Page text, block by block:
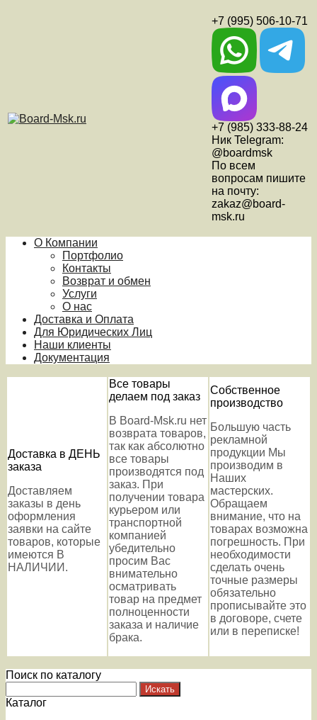
+7 (995) 506-10-71
+7 (985) 333-88-24
Ник Telegram:
@boardmsk
По всем
вопросам пишите
на почту:
zakaz@board-
msk.ru
О Компании
Портфолио
Контакты
Возврат и обмен
Услуги
О нас
Доставка и Оплата
Для Юридических Лиц
Наши клиенты
Документация
Доставка в ДЕНЬ
заказа
Доставляем
заказы в день
оформления
заявки на сайте
товаров, которые
имеются В
НАЛИЧИИ.
Все товары
делаем под заказ
В Board-Msk.ru нет
возврата товаров,
так как абсолютно
все товары
производятся под
заказ. При
получении товара
курьером или
транспортной
компанией
убедительно
просим Вас
внимательно
осматривать
товар на предмет
полноценности
заказа и наличие
брака.
Собственное
производство
Большую часть
рекламной
продукции Мы
производим в
Наших
мастерских.
Обращаем
внимание, что на
товарах возможна
погрешность. При
необходимости
сделать очень
точные размеры
обязательно
прописывайте это
в договоре, счете
или в переписке!
Поиск по каталогу
Каталог